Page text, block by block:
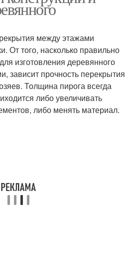
Сборный брус
между этажами
От того, насколько правильно
изготовления деревянного
зависит прочность перекрытия
Толщина пирога всегда
либо увеличивать
либо менять материал.